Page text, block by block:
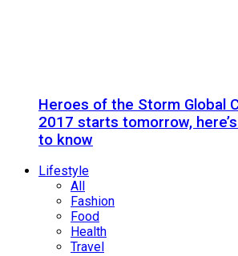
Heroes of the Storm Global
2017 starts tomorrow,
to know
Lifestyle
All
Fashion
Food
Health
Travel